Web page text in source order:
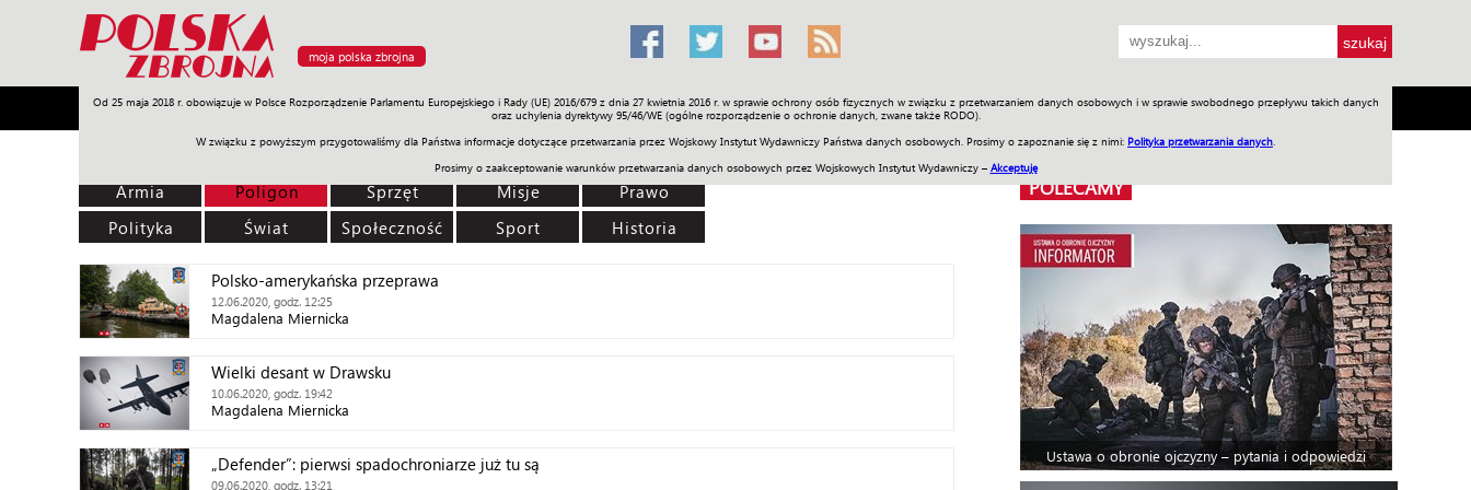
moja polska zbrojna
Od 25 maja 2018 r. obowiązuje w Polsce Rozporządzenie Parlamentu Europejskiego i Rady (UE) 2016/679 z dnia 27 kwietnia 2016 r. w sprawie ochrony osób fizycznych w związku z przetwarzaniem danych osobowych i w sprawie swobodnego przepływu takich danych
oraz uchylenia dyrektywy 95/46/WE (ogólne rozporządzenie o ochronie danych, zwane także RODO).
W związku z powyższym przygotowaliśmy dla Państwa informacje dotyczące przetwarzania przez Wojskowy Instytut Wydawniczy Państwa danych osobowych. Prosimy o zapoznanie się z nimi: Polityka przetwarzania danych
Prosimy o zaakceptowanie warunków przetwarzania danych osobowych przez Wojskowych Instytut Wydawniczy – Akceptuję
Armia Poligon Sprzęt Misje Polityka Prawo Świat Społeczność Sport Historia Galerie Wideo ENGLISH SKLEP Jednodniówki Praca w WIW
Armia Poligon Sprzęt Misje
Prawo
Polityka
Świat Społeczność Sport Historia
Polsko-amerykańska przeprawa
12.06.2020, godz. 12:25
Magdalena Miernicka
Wielki desant w Drawsku
10.06.2020, godz. 19:42
Magdalena Miernicka
„Defender”: pierwsi spadochroniarze już tu są
09.06.2020, godz. 13:21
POLECAMY
Ustawa o obronie ojczyzny – pytania i odpowiedzi